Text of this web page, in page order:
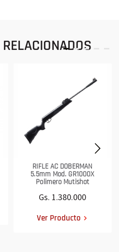
RIFLE AC DOBERMAN
5.5mm Mod. GR1000X
Polimero Mutishot
Gs. 1.380.000
Ver Producto